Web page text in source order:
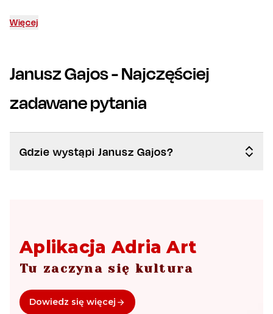
Więcej
Janusz Gajos- Najczęściej
zadawane pytania
Gdzie wystąpi Janusz Gajos?
Aplikacja Adria Art
Tu zaczyna się kultura
Dowiedz się więcej